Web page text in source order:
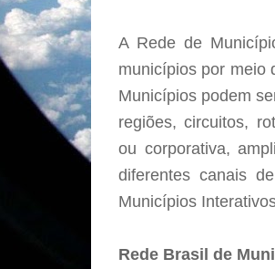
A Rede de
municípios por meio
Municípios podem
regiões, circuitos,
ou corporativa,
diferentes canais
Municípios
Rede Brasil de